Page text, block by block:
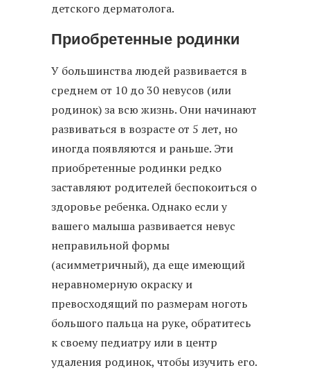
детского дерматолога.
Приобретенные родинки
У большинства людей развивается в
среднем от 10 до 30 невусов (или
родинок) за всю жизнь. Они начинают
развиваться в возрасте от 5 лет, но
иногда появляются и раньше. Эти
приобретенные родинки редко
заставляют родителей беспокоиться о
здоровье ребенка. Однако если у
вашего малыша развивается невус
неправильной формы
(асимметричный), да еще имеющий
неравномерную окраску и
превосходящий по размерам ноготь
большого пальца на руке, обратитесь
к своему педиатру или в центр
удаления родинок, чтобы изучить его.